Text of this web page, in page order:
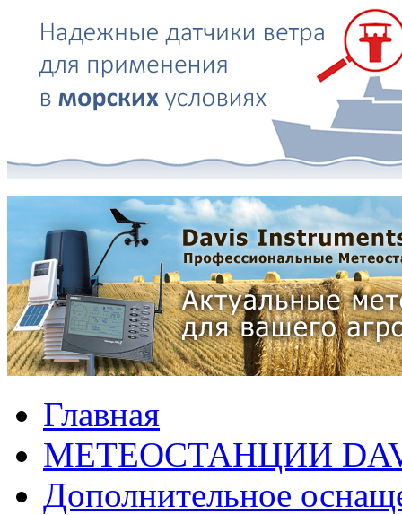
Главная
МЕТЕОСТАНЦИИ
Дополнительное